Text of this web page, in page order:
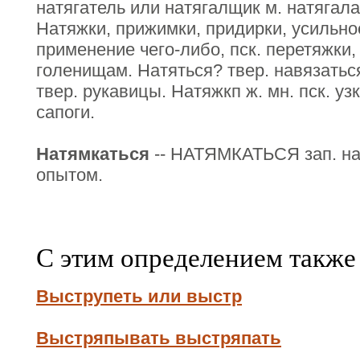
натягатель или натягалщик м.
Натяжки, прижимки, придирки,
применение чего-либо, пск.
голенищам. Натяться? твер.
твер. рукавицы. Натяжкп ж. мн. пск.
сапоги.
Натямкаться -- НАТЯМКАТЬСЯ зап.
опытом.
С этим определением
Выструпеть или выстр
Выстряпывать выстряпать